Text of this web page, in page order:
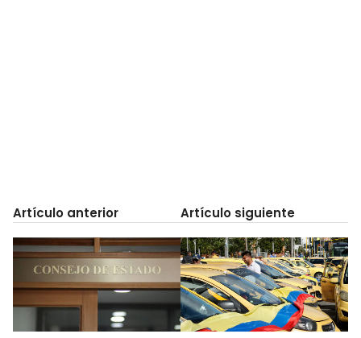
Artículo anterior Artículo siguiente